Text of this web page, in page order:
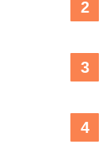
2
3
4